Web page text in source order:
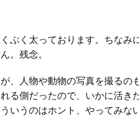
ぶく太っております。ちなみ
。残念。
、人物や動物の写真を撮るの
る側だったので、いかに活き
いうのはホント、やってみな